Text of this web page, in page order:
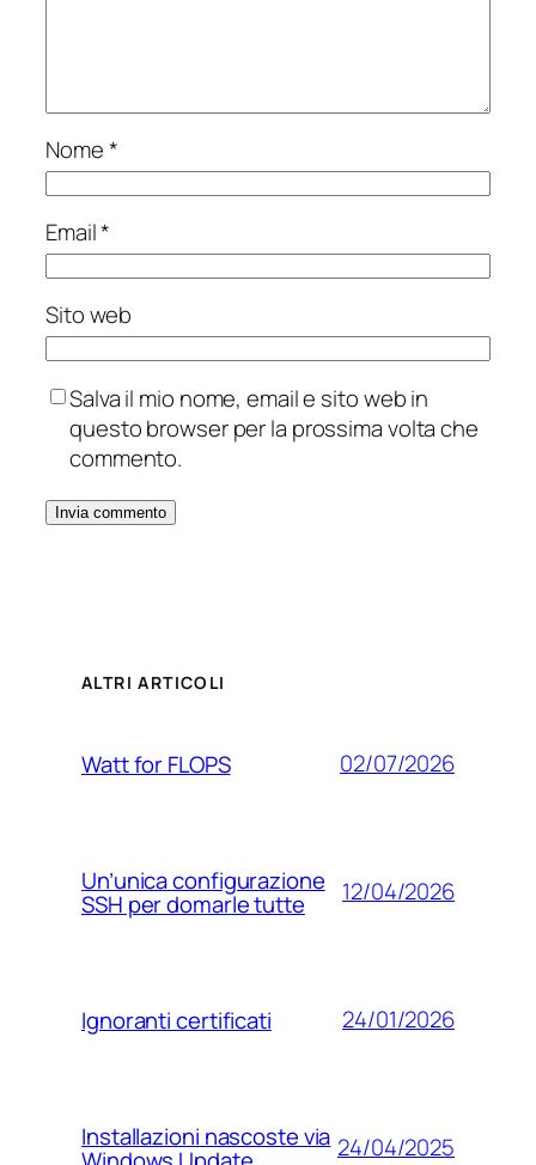
Nome*
Email*
Sito web
Salva il mio nome, email e sito web in
questo browser per la prossima volta che
commento.
ALTRI ARTICOLI
Watt for FLOPS 02/07/2026
Un’unica configurazione
SSH per domarle tutte 12/04/2026
Ignoranti certificati 24/01/2026
Installazioni nascoste via 24/04/2025